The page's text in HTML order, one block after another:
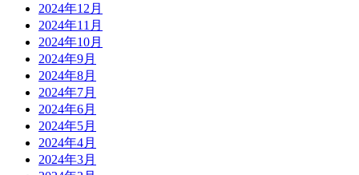
2024年12月
2024年11月
2024年10月
2024年9月
2024年8月
2024年7月
2024年6月
2024年5月
2024年4月
2024年3月